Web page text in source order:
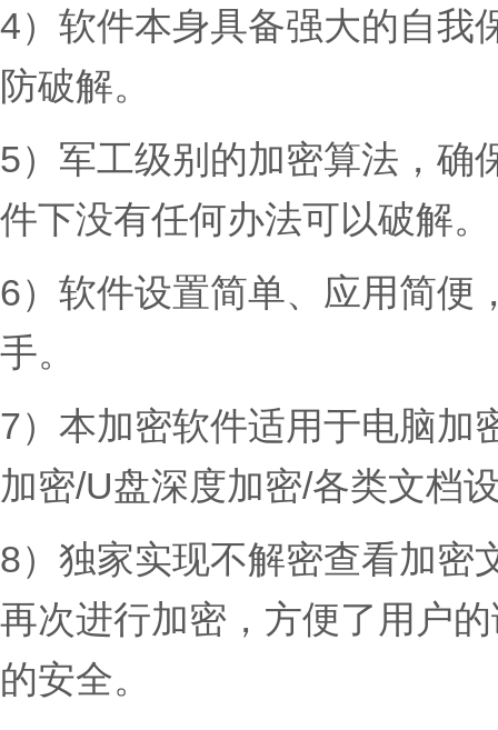
4）软件本身具备强大的自我
防破解。
5）军工级别的加密算法，确
件下没有任何办法可以破解。
6）软件设置简单、应用简便
手。
7）本加密软件适用于电脑加
加密/U盘深度加密/各类文档
8）独家实现不解密查看加密
再次进行加密，方便了用户
的安全。